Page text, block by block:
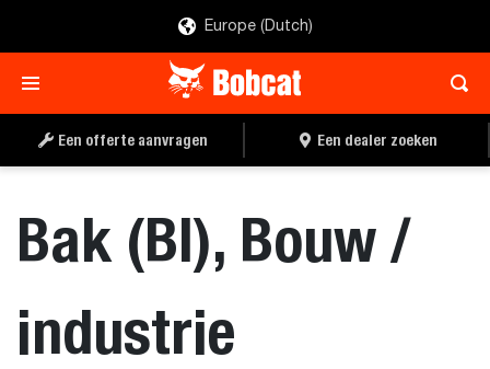
Europe (Dutch)
Een offerte aanvragen Een dealer zoeken
Bak (BI), Bouw /
industrie
OFFERTE AANVRAGEN EEN DEALER ZOEKEN